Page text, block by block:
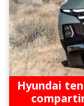
Hyundai